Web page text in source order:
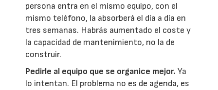
persona entra en el mismo equipo, con el
mismo teléfono, la absorberá el día a día en
tres semanas. Habrás aumentado el coste y
la capacidad de mantenimiento, no la de
construir.
Pedirle al equipo que se organice mejor. Ya
lo intentan. El problema no es de agenda, es